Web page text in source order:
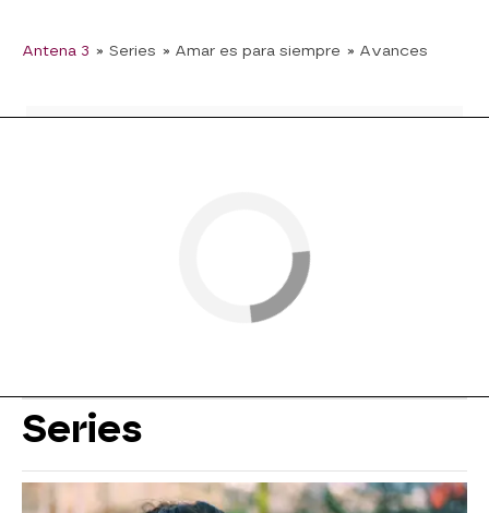
Antena 3 » Series » Amar es para siempre » Avances
Series